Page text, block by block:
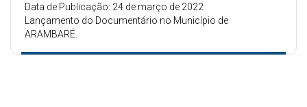
Data de Publicação: 24 de março de 2022
Lançamento do Documentário no Município de
ARAMBARÉ.